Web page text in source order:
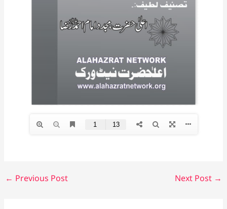
← Previous Post Next Post →